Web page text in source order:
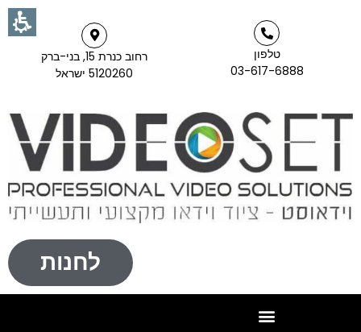
טלפון
03-617-6888
רחוב כנרת 15, בני-ברק
5120260 ישראל
לחנות